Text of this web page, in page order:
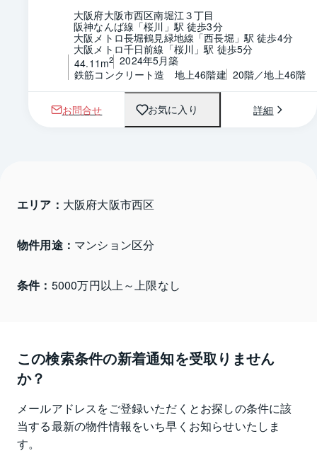
大阪府大阪市西区南堀江３丁目
阪神なんば線「桜川」駅 徒歩3分
大阪メトロ長堀鶴見緑地線「西長堀」駅 徒歩4分
大阪メトロ千日前線「桜川」駅 徒歩5分
44.11m2 2024年5月築
鉄筋コンクリート造　地上46階建 20階／地上46階
お問合せ お気に入り 詳細
エリア： 大阪府大阪市西区
物件用途： マンション区分
条件： 5000万円以上～上限なし
この検索条件の新着通知を受取りません
か？
メールアドレスをご登録いただくとお探しの条件に該
当する最新の物件情報をいち早くお知らせいたしま
す。